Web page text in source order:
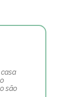
são